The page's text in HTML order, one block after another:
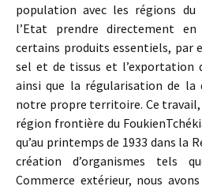
population avec les régions
l’Etat prendre directement
certains produits essentiels, par
sel et de tissus et l’exportation
ainsi que la régularisation de
notre propre territoire. Ce travail,
région frontière du
qu’au printemps de 1933 dans la
création d’organismes tels
Commerce extérieur, nous